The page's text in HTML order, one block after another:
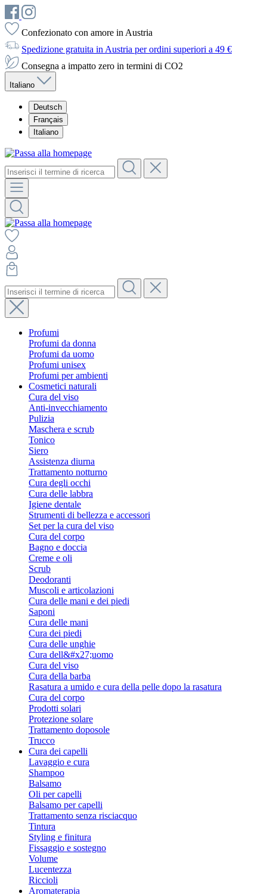
Confezionato con amore in Austria
Spedizione gratuita in Austria per ordini superiori a 49 €
Consegna a impatto zero in termini di CO2
Italiano
Deutsch
Français
Italiano
Profumi
Profumi da donna
Profumi da uomo
Profumi unisex
Profumi per ambienti
Cosmetici naturali
Cura del viso
Anti-invecchiamento
Pulizia
Maschera e scrub
Tonico
Siero
Assistenza diurna
Trattamento notturno
Cura degli occhi
Cura delle labbra
Igiene dentale
Strumenti di bellezza e accessori
Set per la cura del viso
Cura del corpo
Bagno e doccia
Creme e oli
Scrub
Deodoranti
Muscoli e articolazioni
Cura delle mani e dei piedi
Saponi
Cura delle mani
Cura dei piedi
Cura delle unghie
Cura dell&#x27;uomo
Cura del viso
Cura della barba
Rasatura a umido e cura della pelle dopo la rasatura
Cura del corpo
Prodotti solari
Protezione solare
Trattamento doposole
Trucco
Cura dei capelli
Lavaggio e cura
Shampoo
Balsamo
Oli per capelli
Balsamo per capelli
Trattamento senza risciacquo
Tintura
Styling e finitura
Fissaggio e sostegno
Volume
Lucentezza
Riccioli
Aromaterapia